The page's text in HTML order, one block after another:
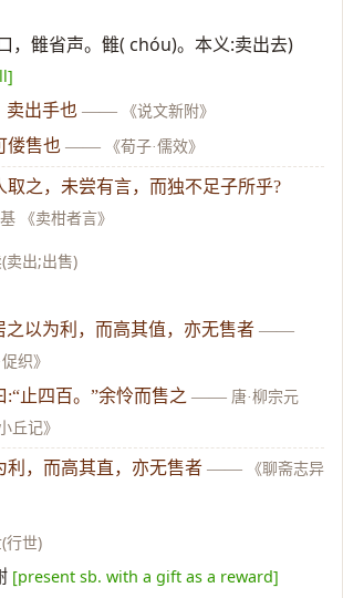
，雔省声。雔( chóu)。本义:卖出去)
卖出手也 —— 《说文新附》
偻售也 —— 《荀子·儒效》
取之，未尝有言，而独不足子所乎?
《卖柑者言》
卖出;出售)
之以为利，而高其值，亦无售者 ——
织》
:“止四百。”余怜而售之 —— 唐·柳宗元
丘记》
利，而高其直，亦无售者 ——
《聊斋志异
行世)
[present sb. with a gift as a reward]